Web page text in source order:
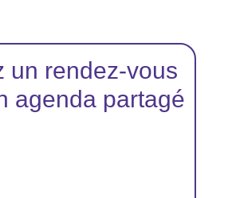
un rendez-vous
agenda partagé